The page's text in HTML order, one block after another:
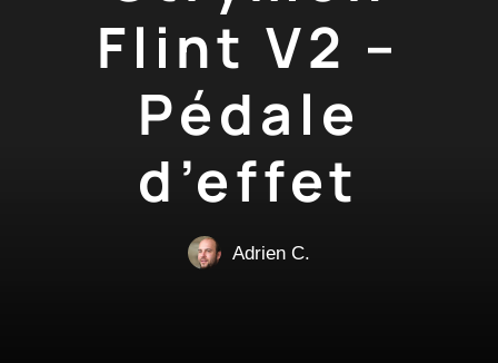
Flint V2 –
Pédale
d’effet
Adrien C.